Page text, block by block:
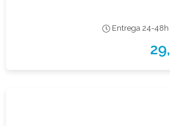
Entrega 24-48h
29,